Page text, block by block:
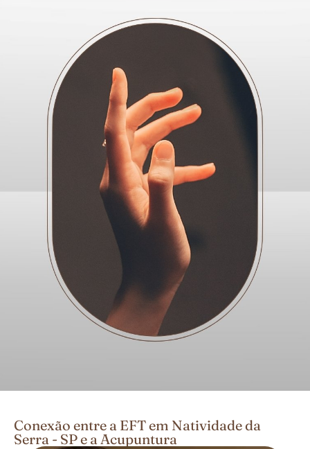
Conexão entre a EFT em Natividade da
Serra - SP e a Acupuntura